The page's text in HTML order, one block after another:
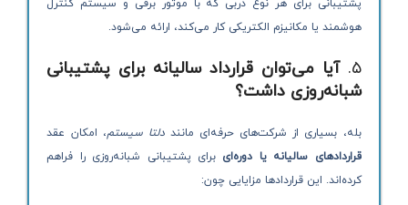
پشتیبانی برای هر نوع دربی که با موتور برقی و سیستم کنترل
هوشمند یا مکانیزم الکتریکی کار می‌کند، ارائه می‌شود.
۵. آیا می‌توان قرارداد سالیانه برای پشتیبانی
شبانه‌روزی داشت؟
بله، بسیاری از شرکت‌های حرفه‌ای ماننددلتا سیستم، امکان عقد
قراردادهای سالیانه یا دوره‌ای برای پشتیبانی شبانه‌روزی را فراهم
کرده‌اند. این قراردادها مزایایی چون: